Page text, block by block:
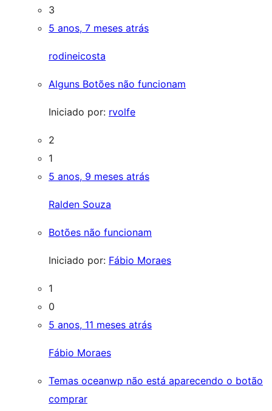
3
5 anos, 7 meses atrás
rodineicosta
Alguns Botões não funcionam
Iniciado por: rvolfe
2
1
5 anos, 9 meses atrás
Ralden Souza
Botões não funcionam
Iniciado por: Fábio Moraes
1
0
5 anos, 11 meses atrás
Fábio Moraes
Temas oceanwp não está aparecendo o botão
comprar